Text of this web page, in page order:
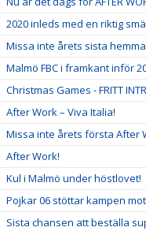
2020 inleds med en riktig
Missa inte årets sista
Malmö FBC i framkant inför
Christmas Games - FRITT
After Work – Viva Italia!
Missa inte årets första After
After Work!
Kul i Malmö under höstlovet!
Pojkar 06 stöttar kampen
Sista chansen att beställa